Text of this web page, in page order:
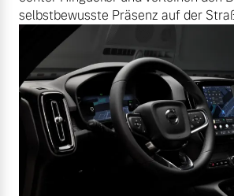
selbstbewusste Präsenz auf der